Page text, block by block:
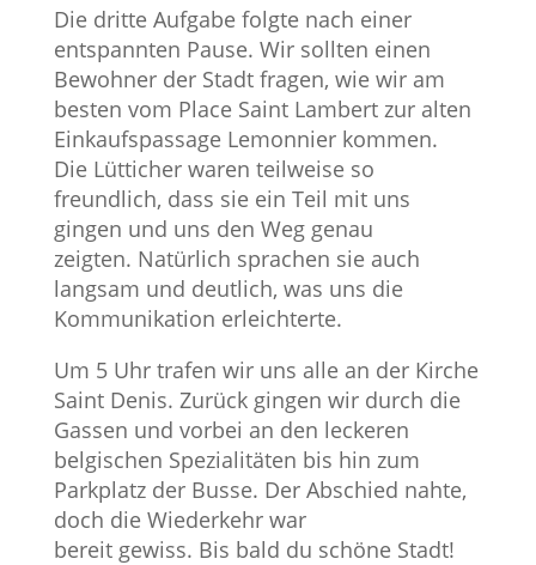
Die dritte Aufgabe folgte nach einer
entspannten Pause. Wir sollten einen
Bewohner der Stadt fragen, wie wir am
besten vom Place Saint Lambert zur alten
Einkaufspassage Lemonnier kommen.
Die Lütticher waren teilweise so
freundlich, dass sie ein Teil mit uns
gingen und uns den Weg genau
zeigten. Natürlich sprachen sie auch
langsam und deutlich, was uns die
Kommunikation erleichterte.
Um 5 Uhr trafen wir uns alle an der Kirche
Saint Denis. Zurück gingen wir durch die
Gassen und vorbei an den leckeren
belgischen Spezialitäten bis hin zum
Parkplatz der Busse. Der Abschied nahte,
doch die Wiederkehr war
bereit gewiss. Bis bald du schöne Stadt!